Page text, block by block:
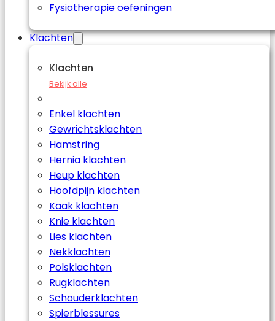
Fysiotherapie oefeningen
Klachten
Klachten
Bekijk alle
Enkel klachten
Gewrichtsklachten
Hamstring
Hernia klachten
Heup klachten
Hoofdpijn klachten
Kaak klachten
Knie klachten
Lies klachten
Nekklachten
Polsklachten
Rugklachten
Schouderklachten
Spierblessures